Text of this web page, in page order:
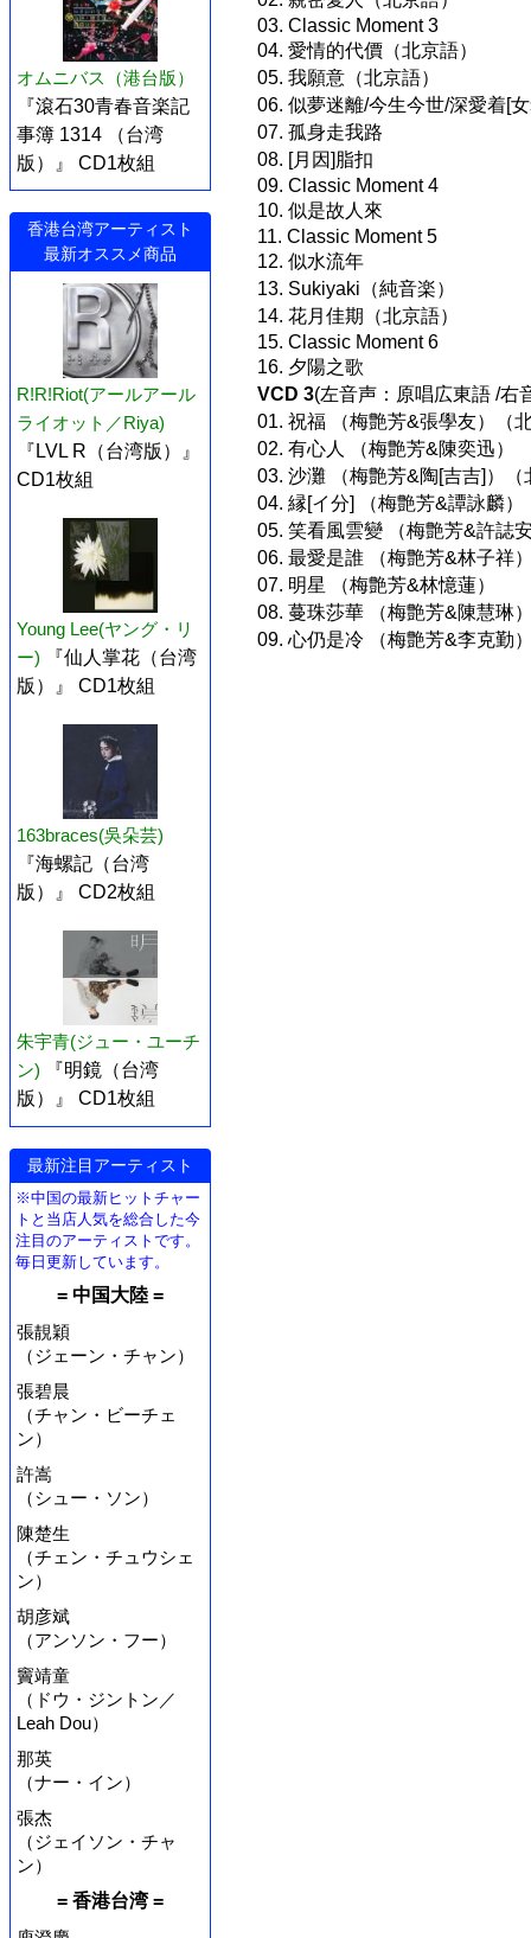
オムニバス（港台版）
『滾石30青春音楽記
事簿 1314 （台湾
版）』 CD1枚組
香港台湾アーティスト
最新オススメ商品
R!R!Riot(アールアール
ライオット／Riya)
『LVL R（台湾版）』
CD1枚組
Young Lee(ヤング・リ
ー)
『仙人掌花（台湾
版）』 CD1枚組
163braces(吳朵芸)
『海螺記（台湾
版）』 CD2枚組
朱宇青(ジュー・ユーチ
ン)
『明鏡（台湾
版）』 CD1枚組
最新注目アーティスト
※中国の最新ヒットチャー
トと当店人気を総合した今
注目のアーティストです。
毎日更新しています。
= 中国大陸 =
張靚穎
（ジェーン・チャン）
張碧晨
（チャン・ビーチェ
ン）
許嵩
（シュー・ソン）
陳楚生
（チェン・チュウシェ
ン）
胡彦斌
（アンソン・フー）
竇靖童
（ドウ・ジントン／
Leah Dou）
那英
（ナー・イン）
張杰
（ジェイソン・チャ
ン）
= 香港台湾 =
03. Classic Moment 3
04. 愛情的代價（北京語）
05. 我願意（北京語）
06. 似夢迷離/今生今世/深愛着[
07. 孤身走我路
08. [月因]脂扣
09. Classic Moment 4
10. 似是故人來
11. Classic Moment 5
12. 似水流年
13. Sukiyaki（純音楽）
14. 花月佳期（北京語）
15. Classic Moment 6
16. 夕陽之歌
VCD 3(左音声：原唱広東語 /右
01. 祝福 （梅艶芳&張學友）（
02. 有心人 （梅艶芳&陳奕迅）
03. 沙灘 （梅艶芳&陶[吉吉]）（
04. 縁[イ分] （梅艶芳&譚詠麟）
05. 笑看風雲變 （梅艶芳&許誌
06. 最愛是誰 （梅艶芳&林子祥
07. 明星 （梅艶芳&林憶蓮）
08. 蔓珠莎華 （梅艶芳&陳慧琳
09. 心仍是冷 （梅艶芳&李克勤